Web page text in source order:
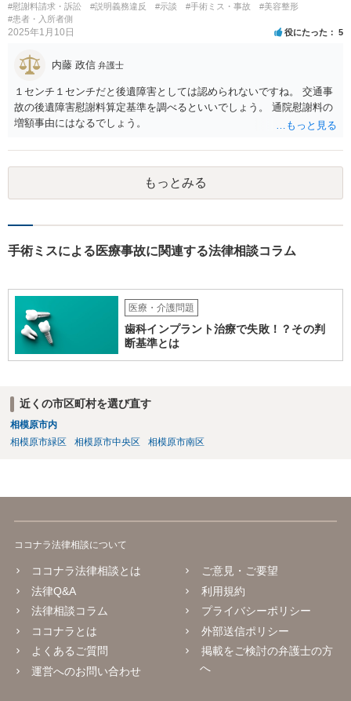
#慰謝料請求・訴訟 #説明義務違反 #示談 #手術ミス・事故
#美容整形
#患者・入所者側
2025年1月10日 役にたった 5
内藤 政信 弁護士
１センチ１センチだと後遺障害としては認められないですね。 交通事
故の後遺障害慰謝料算定基準を調べるといいでしょう。 通院慰謝料の
増額事由にはなるでしょう。
もっとみる
手術ミスによる医療事故に関連する法律相談コラム
医療・介護問題
歯科インプラント治療で失敗！？その判
断基準とは
近くの市区町村を選び直す
相模原市内
相模原市緑区
相模原市中央区 相模原市南区
ココナラ法律相談について
ココナラ法律相談とは
法律Q&A
法律相談コラム
ココナラとは
よくあるご質問
運営へのお問い合わせ
ご意見・ご要望
利用規約
プライバシーポリシー
外部送信ポリシー
掲載をご検討の弁護士の方
へ